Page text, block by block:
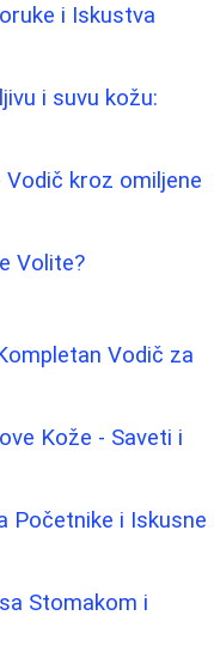
i Iskustva
i suvu kožu:
kroz omiljene
Volite?
Vodič za
Kože - Saveti i
Početnike i Iskusne
Stomakom i